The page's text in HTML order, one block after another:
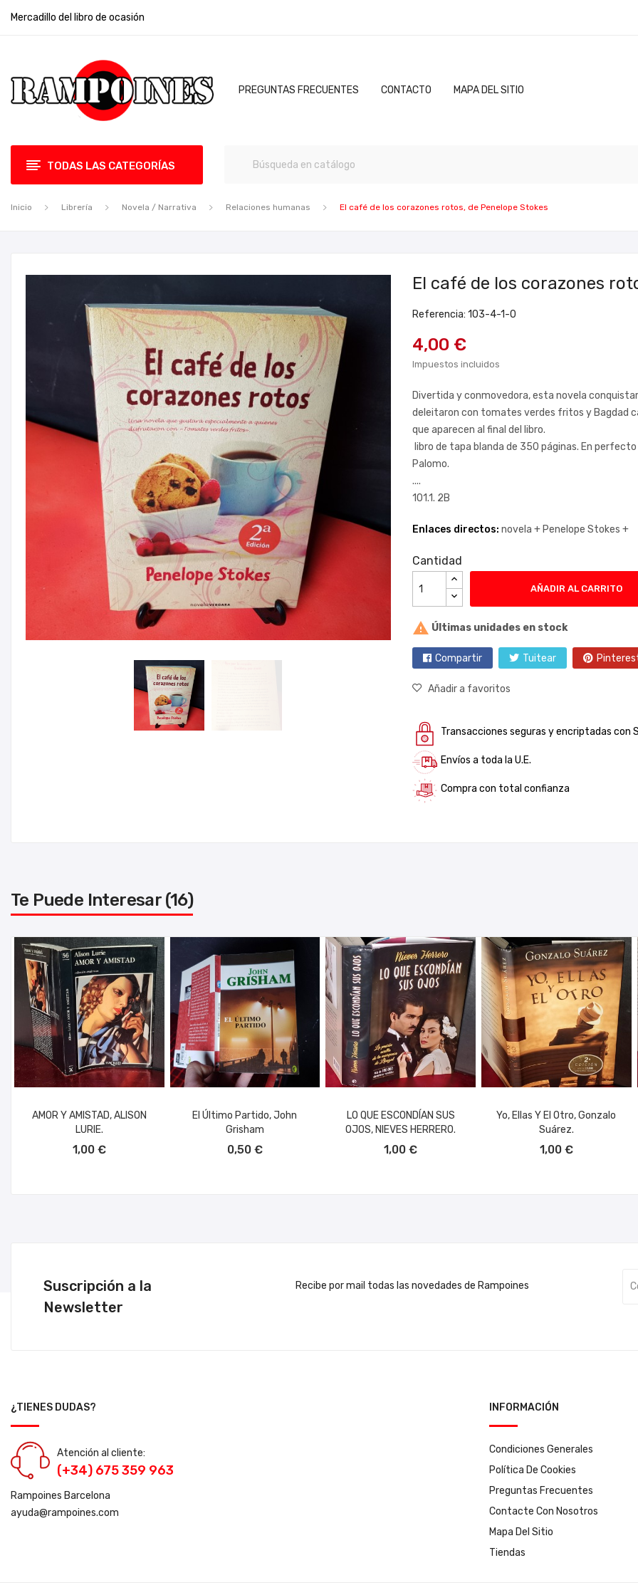
Mercadillo del libro de ocasión
PREGUNTAS FRECUENTES CONTACTO MAPA DEL SITIO
TODAS LAS CATEGORÍAS
Inicio Librería Novela / Narrativa Relaciones humanas El café de los corazones rotos, de Penelope Stokes
El café de los corazones
Referencia: 103-4-1-0
4,00 €
Impuestos incluidos
Divertida y conmovedora, esta novela
deleitaron con tomates verdes fritos y Bagdad
que aparecen al final del libro.
libro de tapa blanda de 350 páginas. En
Palomo.
....
101.1. 2B
Enlaces directos: novela + Penelope Stokes +
Cantidad
AÑADIR AL CARRITO
 Últimas unidades en stock
Compartir Tuitear
Añadir a favoritos
Transacciones seguras y encriptadas con
Envíos a toda la U.E.
Compra con total confianza
Te Puede Interesar (16)
AMOR Y AMISTAD, ALISON
LURIE.
1,00 €
El Último Partido, John
Grisham
0,50 €
LO QUE ESCONDÍAN SUS
OJOS, NIEVES HERRERO.
1,00 €
Yo, Ellas Y El Otro, Gonzalo
Suárez.
1,00 €
Suscripción a la
Newsletter
Recibe por mail todas las novedades de Rampoines
¿TIENES DUDAS?
Atención al cliente:
(+34) 675 359 963
Rampoines Barcelona
ayuda@rampoines.com
INFORMACIÓN
Condiciones Generales
Política De Cookies
Preguntas Frecuentes
Contacte Con Nosotros
Mapa Del Sitio
Tiendas